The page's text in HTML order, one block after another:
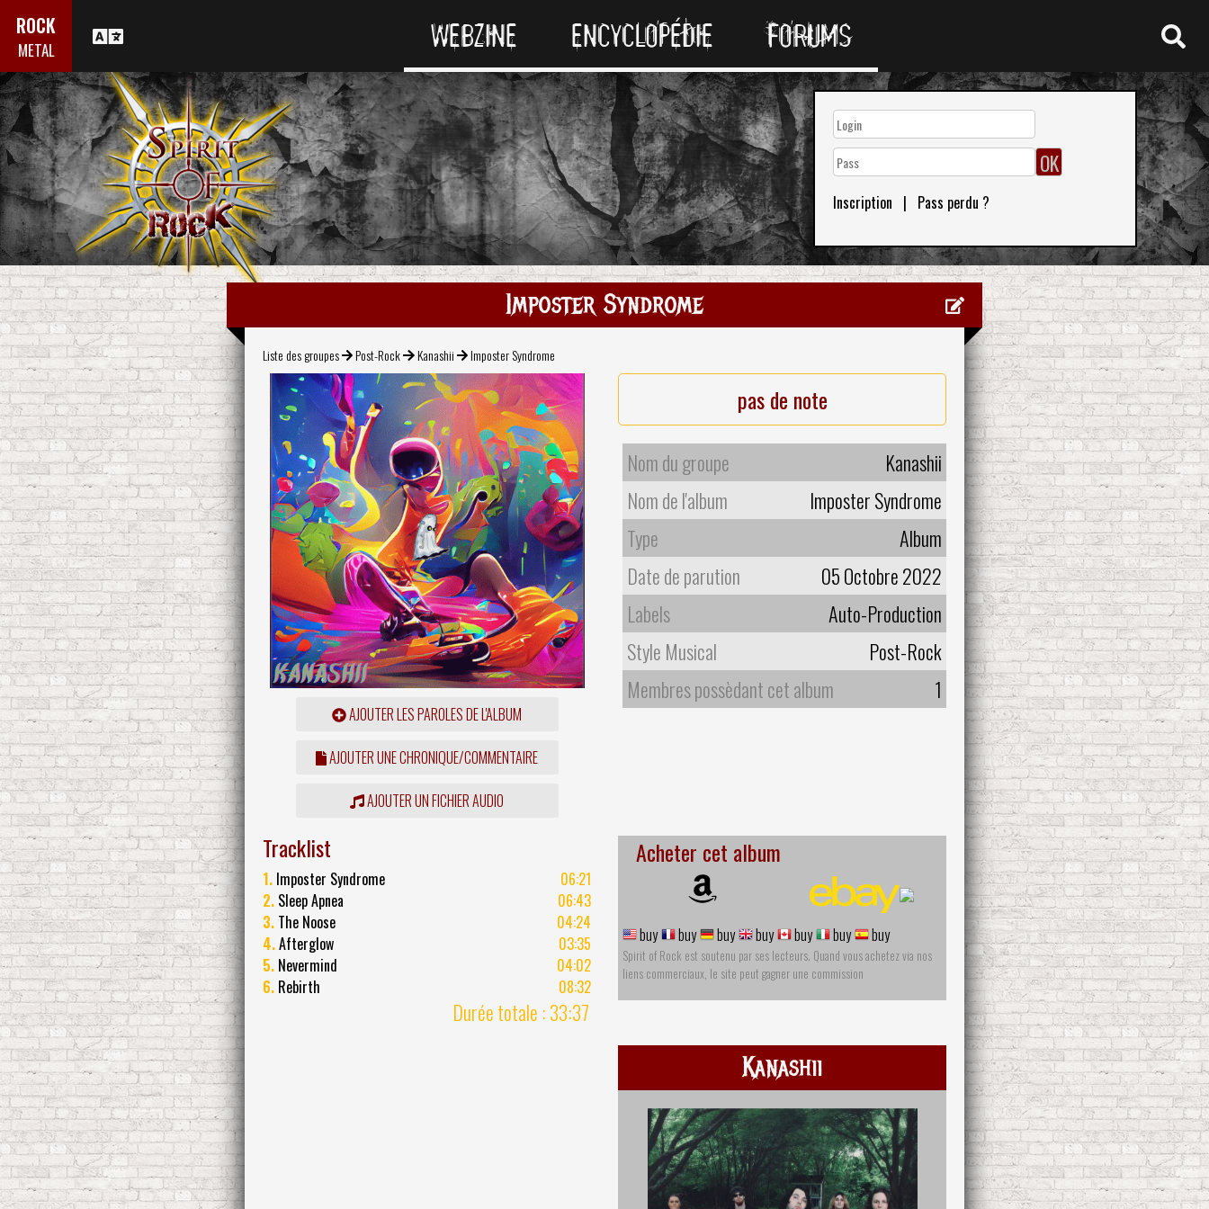
ROCK
METAL WEBZINE ENCYCLOPÉDIE FORUMS
Inscription | Pass perdu ?
Imposter Syndrome
Liste des groupes Post-Rock Kanashii Imposter Syndrome
AJOUTER LES PAROLES DE L'ALBUM
AJOUTER UNE CHRONIQUE/COMMENTAIRE
AJOUTER UN FICHIER AUDIO
pas de note
Nom du groupe
Kanashii
Nom de l'album
Imposter Syndrome
Type
Album
Date de parution
05 Octobre 2022
Labels
Auto-Production
Style Musical
Post-Rock
Membres possèdant cet album
1
Tracklist
1. Imposter Syndrome
06:21
2. Sleep Apnea
06:43
3. The Noose
04:24
4.Afterglow
03:35
5. Nevermind
04:02
6. Rebirth 08:32
Durée totale : 33:37
Acheter cet album
buy buy buy buy buy buy buy
Spirit of Rock est soutenu par ses lecteurs. Quand vous achetez via nos
liens commerciaux, le site peut gagner une commission
Kanashii